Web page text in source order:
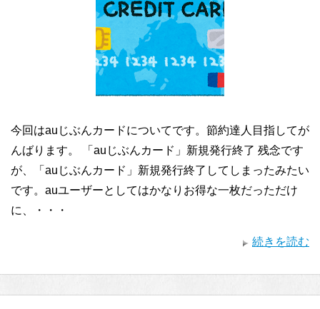
今回はauじぶんカードについてです。節約達人目指してが
んばります。 「auじぶんカード」新規発行終了 残念です
が、「auじぶんカード」新規発行終了してしまったみたい
です。auユーザーとしてはかなりお得な一枚だっただけ
に、・・・
続きを読む